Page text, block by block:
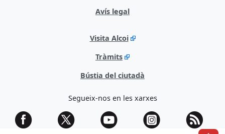
Avís legal
Visita Alcoi
Tràmits
Bústia del ciutadà
Segueix-nos en les xarxes